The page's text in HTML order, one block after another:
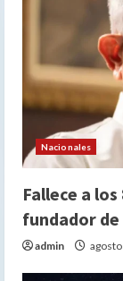
Nacionales
Fallece a
fundador de
admin